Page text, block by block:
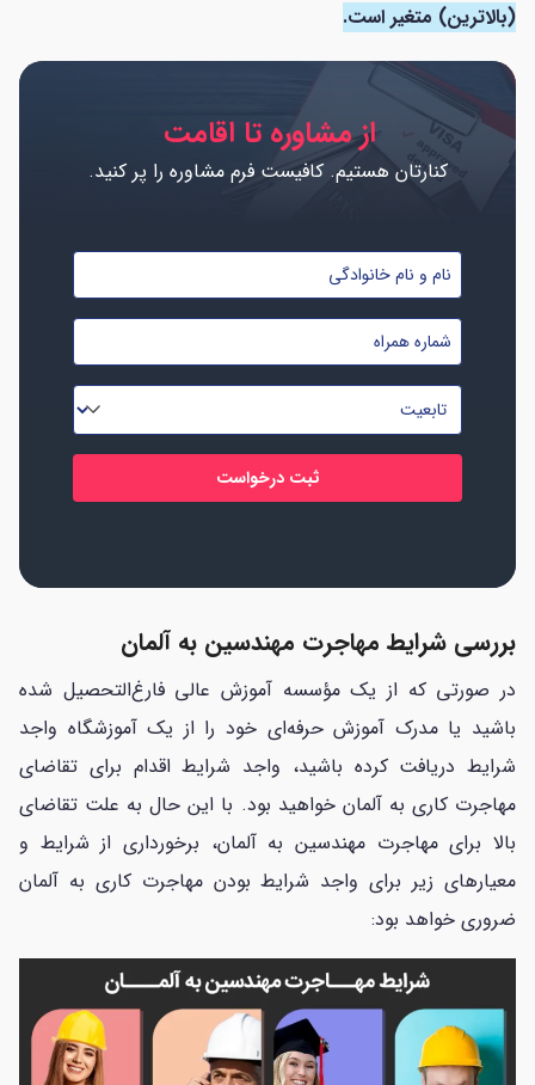
(بالاترین) متغیر است.
از مشاوره تا اقامت
کنارتان هستیم. کافیست فرم مشاوره را پر کنید.
نام
و
نام
خانوادگی
شماره
موبایل
تابعیت
*
بررسی شرایط مهاجرت مهندسین به آلمان
در صورتی که از یک مؤسسه آموزش عالی فارغ‌التحصیل شده
باشید یا مدرک آموزش حرفه‌ای خود را از یک آموزشگاه واجد
شرایط دریافت کرده باشید، واجد شرایط اقدام برای تقاضای
مهاجرت کاری به آلمان خواهید بود. با این حال به علت تقاضای
بالا برای مهاجرت مهندسین به آلمان، برخورداری از شرایط و
معیارهای زیر برای واجد شرایط بودن مهاجرت کاری به آلمان
ضروری خواهد بود: